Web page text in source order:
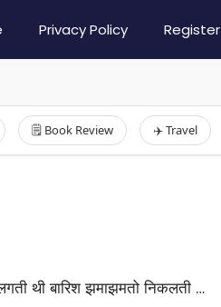
Privacy Policy Register
🗒️ Book Review ✈️ Travel
थी बारिश झमाझमतो निकलती …